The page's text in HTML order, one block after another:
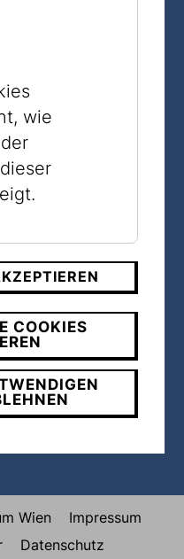
& Preise
Wien
Impressum
Datenschutz
wie
COOKIES